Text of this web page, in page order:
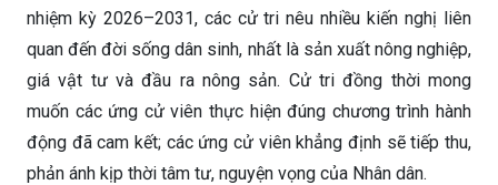
nhiệm kỳ 2026–2031, các cử tri nêu nhiều kiến nghị liên
quan đến đời sống dân sinh, nhất là sản xuất nông nghiệp,
giá vật tư và đầu ra nông sản. Cử tri đồng thời mong
muốn các ứng cử viên thực hiện đúng chương trình hành
động đã cam kết; các ứng cử viên khẳng định sẽ tiếp thu,
phản ánh kịp thời tâm tư, nguyện vọng của Nhân dân.